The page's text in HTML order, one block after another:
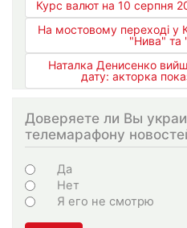
Курс валют на 10 серпня
На мостовому переході у
"Нива" та
Наталка Денисенко
дату: акторка
Доверяете ли Вы
телемарафону
Варіанти
Да
Нет
Я его не смотрю